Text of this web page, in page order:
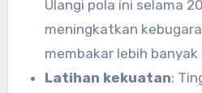
Ulangi pola ini selama
meningkatkan
membakar lebih banyak
Latihan kekuatan: